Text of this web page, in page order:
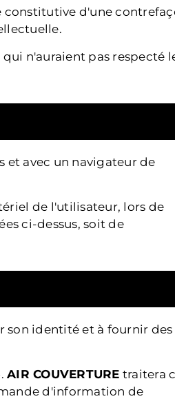
constitutive d'une
n'auraient pas respecté
et avec un navigateur de
de l'utilisateur, lors de
ci-dessus, soit de
son identité et à fournir des
AIR COUVERTURE traitera
d'information de